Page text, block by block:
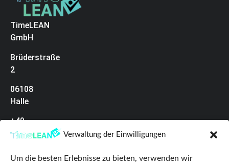
Verwaltung der Einwilligungen
Um die besten Erlebnisse zu bieten, verwenden wir
TimeLEAN
GmbH
Brüderstraße
2
06108
Halle
+49
(0)345